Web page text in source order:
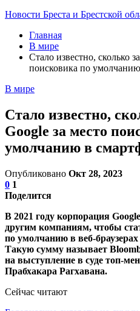
Новости Бреста и Брестской
Главная
В мире
Стало известно, сколько
поисковика по
В мире
Стало известно,
Google за место
умолчанию в
Опубликовано Окт 28, 2023
0 1
Поделится
В 2021 году корпорация
другим компаниям, чтобы
по умолчанию в веб-
Такую сумму называет
на выступление в суде топ-
Прабхакара Рагхавана.
Сейчас читают